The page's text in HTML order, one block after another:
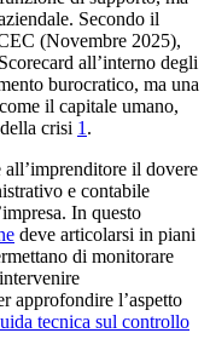
Secondo il
(Novembre 2025),
all’interno degli
burocratico, ma una
il capitale umano,
crisi 1.
il dovere
e contabile
In questo
deve articolarsi in piani
di monitorare
approfondire l’aspetto
tecnica sul controllo